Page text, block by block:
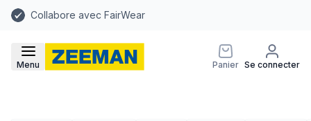
Collabore avec FairWear
Menu Panier Se connecter